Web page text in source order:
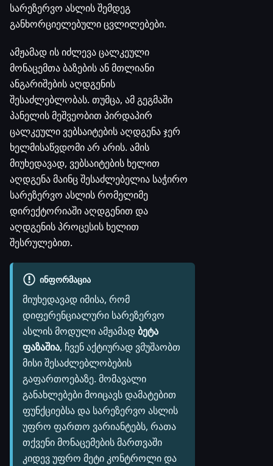
სარეზერვო ასლის შემდეგ
განხორციელებული ცვლილებები.
ამჟამად ის იძლევა ცალკეული
მონაცემთა ბაზების ან მთლიანი
ანგარიშების აღდგენის
შესაძლებლობას. თუმცა, ამ გეგმაში
პანელის მეშვეობით პირდაპირ
ცალკეული ვებსაიტების აღდგენა ჯერ
ხელმისაწვდომი არ არის. ამის
მიუხედავად, ვებსაიტების ხელით
აღდგენა მაინც შესაძლებელია საჭირო
სარეზერვო ასლის რომელიმე
დირექტორიაში აღდგენით და
აღდგენის პროცესის ხელით
შესრულებით.
ᲘᲜᲤᲝᲠᲛᲐᲪᲘᲐ
მიუხედავად იმისა, რომ
დიფერენციალური სარეზერვო
ასლის მოდული ამჟამადბეტა
ფაზაშია, ჩვენ აქტიურად ვმუშაობთ
მისი შესაძლებლობების
გაფართოებაზე. მომავალი
განახლებები მოიცავს დამატებით
ფუნქციებსა და სარეზერვო ასლის
უფრო ფართო ვარიანტებს, რათა
თქვენი მონაცემების მართვაში
კიდევ უფრო მეტი კონტროლი და